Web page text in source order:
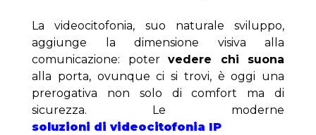
La videocitofonia, suo naturale sviluppo,
aggiunge la dimensione visiva alla
comunicazione: poter vedere chi suona
alla porta, ovunque ci si trovi, è oggi una
prerogativa non solo di comfort ma di
sicurezza. Le moderne
soluzioni di videocitofonia IP